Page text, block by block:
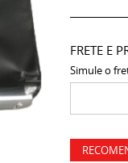
FRETE E
Simule o